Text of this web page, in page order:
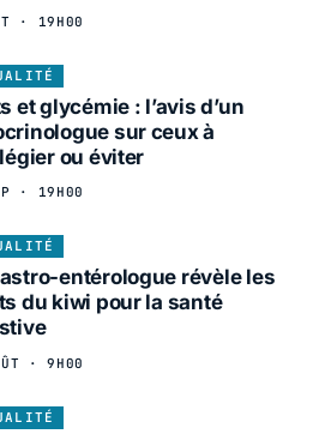
· 19H00
et glycémie : l’avis d’un
sur ceux à
ou éviter
· 19H00
entérologue révèle les
du kiwi pour la santé
· 9H00